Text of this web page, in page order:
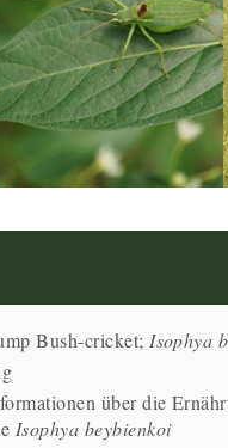
Bush-cricket;Isophya
über die
Isophya beybienkoi